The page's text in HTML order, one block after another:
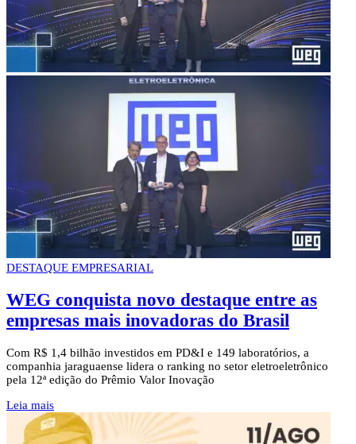
DESTAQUE EMPRESARIAL
WEG conquista novo destaque entre as
empresas mais inovadoras do Brasil
Com R$ 1,4 bilhão investidos em PD&I e 149 laboratórios, a
companhia jaraguaense lidera o ranking no setor eletroeletrônico
pela 12ª edição do Prêmio Valor Inovação
Leia mais